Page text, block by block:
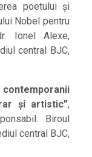
poetului și
Nobel pentru
Ionel Alexe,
central BJC,
contemporanii
și artistic”,
Biroul
central BJC,